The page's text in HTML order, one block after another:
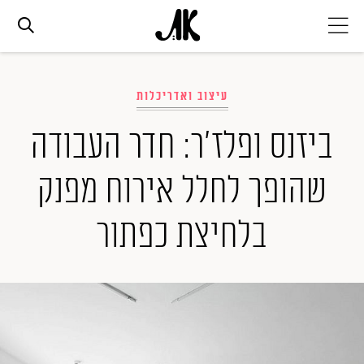
אופנה
ביוטי
סלבס
ערוצים נוספים
עיצוב ואדריכלות
ביזנס ופלז'ר: חדר העבודה
שהופך לחלל אירוח מפנק
בלחיצת כפתור